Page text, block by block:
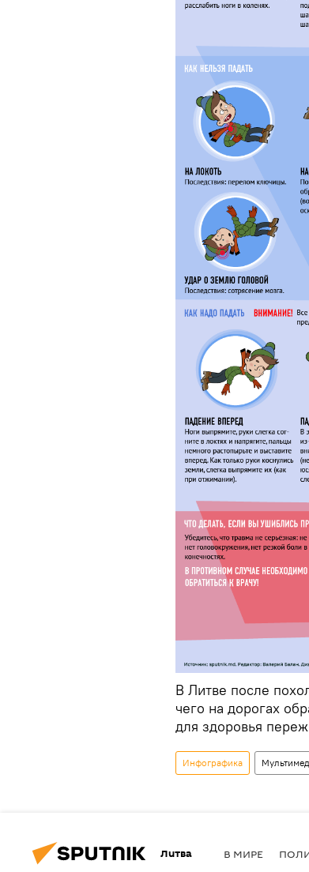
В Литве после
чего на дорогах
для здоровья
Инфографика
Литва В МИРЕ